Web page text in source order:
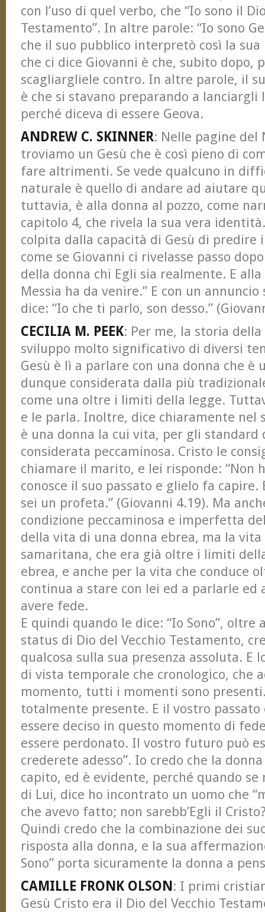
con l’uso di quel verbo, che “Io sono il
Testamento”. In altre parole: “Io sono
che il suo pubblico interpretò così la
che ci dice Giovanni è che, subito dopo,
scagliargliele contro. In altre parole, il
è che si stavano preparando a
perché diceva di essere Geova.
ANDREW C. SKINNER: Nelle pagine del
troviamo un Gesù che è così pieno di
fare altrimenti. Se vede qualcuno in
naturale è quello di andare ad aiutare
tuttavia, è alla donna al pozzo, come
capitolo 4, che rivela la sua vera
colpita dalla capacità di Gesù di predire
come se Giovanni ci rivelasse passo
della donna chi Egli sia realmente. E
Messia ha da venire.” E con un
dice: “Io che ti parlo, son desso.”
CECILIA M. PEEK: Per me, la storia
sviluppo molto significativo di diversi
Gesù è lì a parlare con una donna che è
dunque considerata dalla più
come una oltre i limiti della legge.
e le parla. Inoltre, dice chiaramente nel
è una donna la cui vita, per gli standard
considerata peccaminosa. Cristo le
chiamare il marito, e lei risponde: “Non
conosce il suo passato e glielo fa capire.
sei un profeta.” (Giovanni 4.19). Ma
condizione peccaminosa e imperfetta
della vita di una donna ebrea, ma la
samaritana, che era già oltre i limiti
ebrea, e anche per la vita che conduce
continua a stare con lei ed a parlarle ed
avere fede.
E quindi quando le dice: “Io Sono”,
status di Dio del Vecchio Testamento,
qualcosa sulla sua presenza assoluta. E
di vista temporale che cronologico, che
momento, tutti i momenti sono
totalmente presente. E il vostro
essere deciso in questo momento di
essere perdonato. Il vostro futuro può
crederete adesso”. Io credo che la
capito, ed è evidente, perché quando
di Lui, dice ho incontrato un uomo che
che avevo fatto; non sarebb’Egli il
Quindi credo che la combinazione dei
risposta alla donna, e la sua
Sono” porta sicuramente la donna a
CAMILLE FRONK OLSON: I primi
Gesù Cristo era il Dio del Vecchio